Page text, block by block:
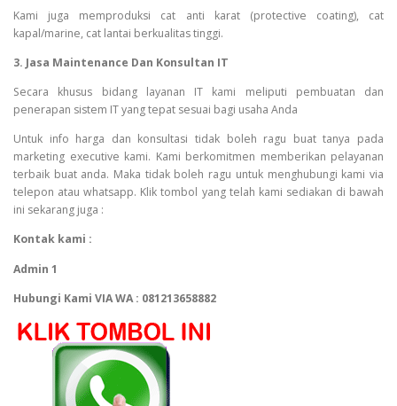
Kami juga memproduksi cat anti karat (protective coating), cat
kapal/marine, cat lantai berkualitas tinggi.
3. Jasa Maintenance Dan Konsultan IT
Secara khusus bidang layanan IT kami meliputi pembuatan dan
penerapan sistem IT yang tepat sesuai bagi usaha Anda
Untuk info harga dan konsultasi tidak boleh ragu buat tanya pada
marketing executive kami. Kami berkomitmen memberikan pelayanan
terbaik buat anda. Maka tidak boleh ragu untuk menghubungi kami via
telepon atau whatsapp. Klik tombol yang telah kami sediakan di bawah
ini sekarang juga :
Kontak kami :
Admin 1
Hubungi Kami VIA WA : 081213658882